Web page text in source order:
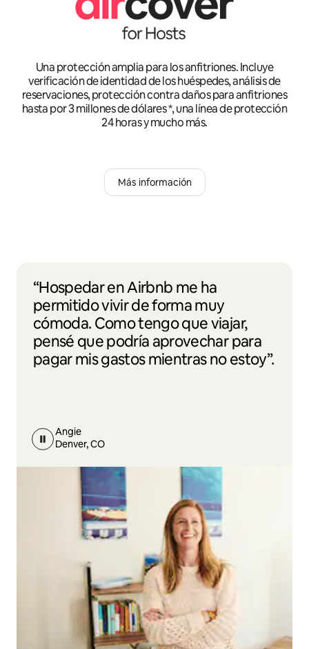
Una protección amplia para los anfitriones. Incluye
verificación de identidad de los huéspedes, análisis de
reservaciones, protección contra daños para anfitriones
hasta por 3 millones de dólares *, una línea de protección
24 horas y mucho más.
Más información
“Hospedar en Airbnb me ha
permitido vivir de forma muy
cómoda. Como tengo que viajar,
pensé que podría aprovechar para
pagar mis gastos mientras no estoy”.
Angie
Denver, CO